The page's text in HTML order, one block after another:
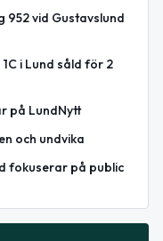
vid Gustavslund
i Lund såld för 2
på LundNytt
och undvika
fokuserar på public